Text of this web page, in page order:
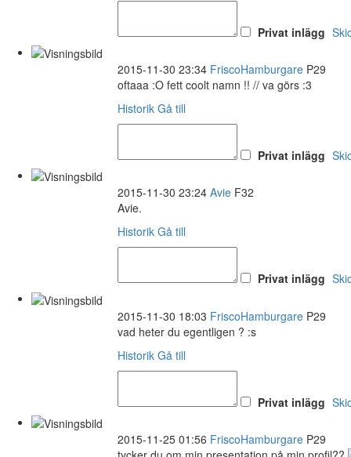
Privat inlägg
2015-11-30 23:34 FriscoHamburgare P29
oftaaa :O fett coolt namn !! // va görs :3
Historik Gå till
Privat inlägg
2015-11-30 23:24 Avie F32
Avie.
Historik Gå till
Privat inlägg
2015-11-30 18:03 FriscoHamburgare P29
vad heter du egentligen ? :s
Historik Gå till
Privat inlägg
2015-11-25 01:56 FriscoHamburgare P29